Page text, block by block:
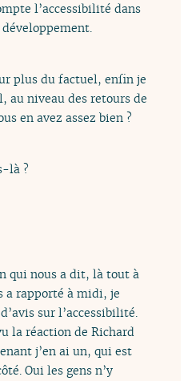
l’accessibilité dans
plus du factuel, enfin je
au niveau des retours de
en avez assez bien ?
là ?
qui nous a dit, là tout à
a rapporté à midi, je
sur l’accessibilité.
la réaction de Richard
j’en ai un, qui est
Oui les gens n’y